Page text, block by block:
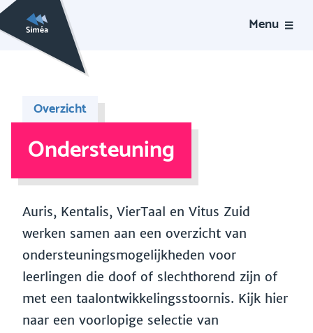
Menu
Overzicht
Ondersteuning
Auris, Kentalis, VierTaal en Vitus Zuid
werken samen aan een overzicht van
ondersteuningsmogelijkheden voor
leerlingen die doof of slechthorend zijn of
met een taalontwikkelingsstoornis. Kijk hier
naar een voorlopige selectie van